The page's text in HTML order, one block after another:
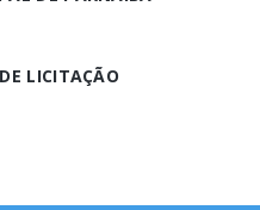
LICITAÇÃO